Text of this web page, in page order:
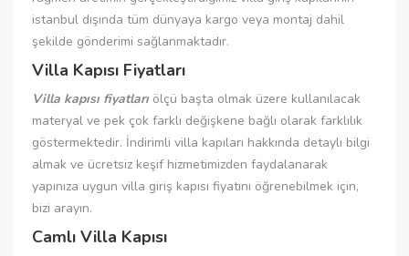
istanbul dışında tüm dünyaya kargo veya montaj dahil
şekilde gönderimi sağlanmaktadır.
Villa Kapısı Fiyatları
Villa kapısı fiyatları ölçü başta olmak üzere kullanılacak
materyal ve pek çok farklı değişkene bağlı olarak farklılık
göstermektedir. İndirimli villa kapıları hakkında detaylı bilgi
almak ve ücretsiz keşif hizmetimizden faydalanarak
yapınıza uygun villa giriş kapısı fiyatını öğrenebilmek için,
bizi arayın.
Camlı Villa Kapısı